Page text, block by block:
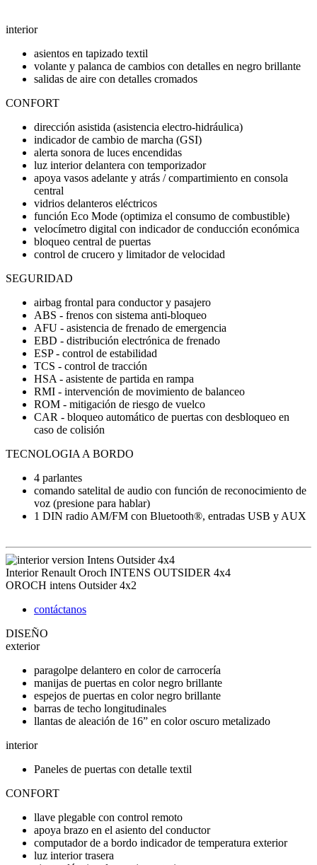
interior
asientos en tapizado textil
volante y palanca de cambios con detalles en negro brillante
salidas de aire con detalles cromados
CONFORT
dirección asistida (asistencia electro-hidráulica)
indicador de cambio de marcha (GSI)
alerta sonora de luces encendidas
luz interior delantera con temporizador
apoya vasos adelante y atrás / compartimiento en consola
central
vidrios delanteros eléctricos
función Eco Mode (optimiza el consumo de combustible)
velocímetro digital con indicador de conducción económica
bloqueo central de puertas
control de crucero y limitador de velocidad
SEGURIDAD
airbag frontal para conductor y pasajero
ABS - frenos con sistema anti-bloqueo
AFU - asistencia de frenado de emergencia
EBD - distribución electrónica de frenado
ESP - control de estabilidad
TCS - control de tracción
HSA - asistente de partida en rampa
RMI - intervención de movimiento de balanceo
ROM - mitigación de riesgo de vuelco
CAR - bloqueo automático de puertas con desbloqueo en
caso de colisión
TECNOLOGIA A BORDO
4 parlantes
comando satelital de audio con función de reconocimiento de
voz (presione para hablar)
1 DIN radio AM/FM con Bluetooth®, entradas USB y AUX
Interior Renault Oroch INTENS OUTSIDER 4x4
OROCH intens Outsider 4x2
contáctanos
DISEÑO
exterior
paragolpe delantero en color de carrocería
manijas de puertas en color negro brillante
espejos de puertas en color negro brillante
barras de techo longitudinales
llantas de aleación de 16” en color oscuro metalizado
interior
Paneles de puertas con detalle textil
CONFORT
llave plegable con control remoto
apoya brazo en el asiento del conductor
computador de a bordo indicador de temperatura exterior
luz interior trasera